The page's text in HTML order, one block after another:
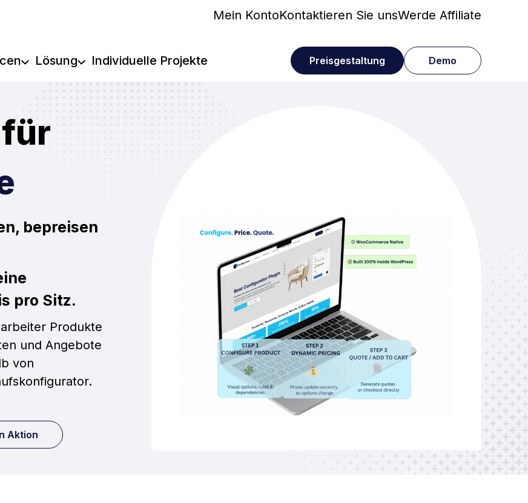
Mein KontoKontaktieren Sie unsWerde Affiliate
Lösung Individuelle Projekte Preisgestaltung Demo
bepreisen
pro Sitz.
Produkte
und Angebote
von
Aktion